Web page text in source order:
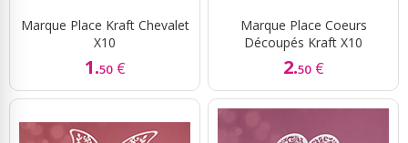
Marque Place Kraft Chevalet
X10
1.50 €
Marque Place Coeurs
Découpés Kraft X10
2.50 €